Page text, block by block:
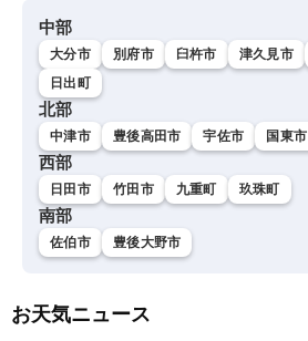
中部
大分市 別府市 臼杵市 津久見市
日出町
北部
中津市 豊後高田市 宇佐市 国東市
西部
日田市 竹田市 九重町 玖珠町
南部
佐伯市 豊後大野市
お天気ニュース